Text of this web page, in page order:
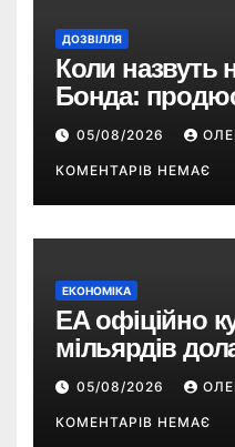
ДОЗВІЛЛЯ
Коли назвуть
Бонда:
про терміни
05/08/2026
КОМЕНТАРІВ НЕМАЄ
ЕКОНОМІКА
EA офіційно
мільярдів
EA Sports FC,
Sims
05/08/2026
КОМЕНТАРІВ НЕМАЄ